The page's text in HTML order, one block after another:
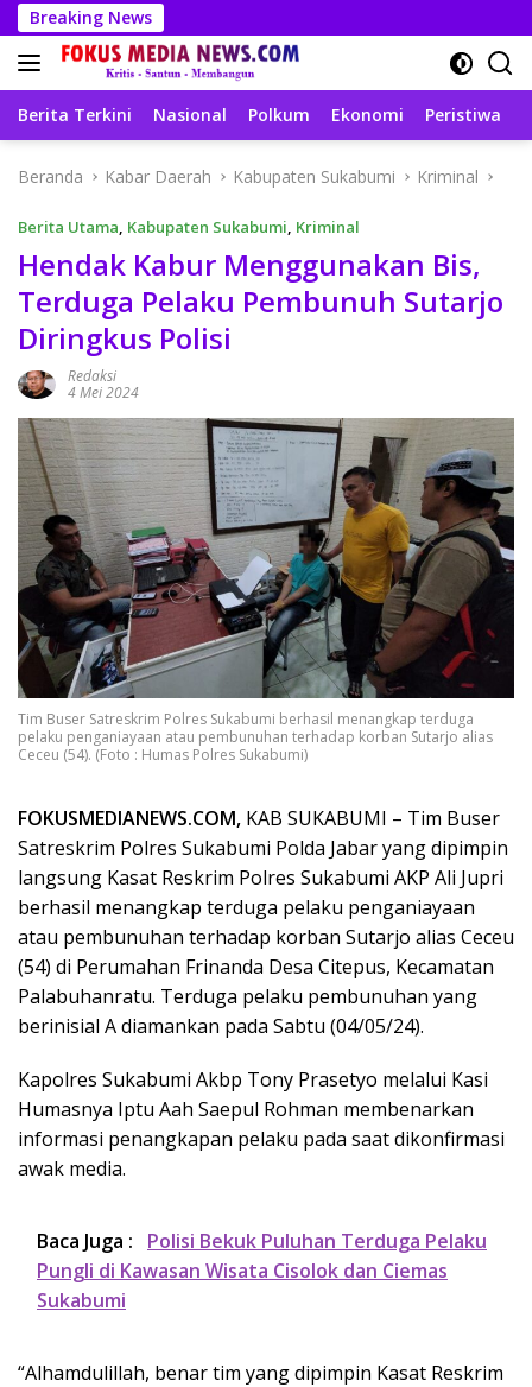
Langsung
ke
konten
Breaking News
Berita Terkini Nasional Polkum Ekonomi Peristiwa
Beranda Kabar Daerah Kabupaten Sukabumi Kriminal
Berita Utama, Kabupaten Sukabumi, Kriminal
Hendak Kabur Menggunakan Bis,
Terduga Pelaku Pembunuh Sutarjo
Diringkus Polisi
Redaksi
4 Mei 2024
Tim Buser Satreskrim Polres Sukabumi berhasil menangkap terduga
pelaku penganiayaan atau pembunuhan terhadap korban Sutarjo alias
Ceceu (54). (Foto : Humas Polres Sukabumi)
FOKUSMEDIANEWS.COM, KAB SUKABUMI – Tim Buser
Satreskrim Polres Sukabumi Polda Jabar yang dipimpin
langsung Kasat Reskrim Polres Sukabumi AKP Ali Jupri
berhasil menangkap terduga pelaku penganiayaan
atau pembunuhan terhadap korban Sutarjo alias Ceceu
(54) di Perumahan Frinanda Desa Citepus, Kecamatan
Palabuhanratu. Terduga pelaku pembunuhan yang
berinisial A diamankan pada Sabtu (04/05/24).
Kapolres Sukabumi Akbp Tony Prasetyo melalui Kasi
Humasnya Iptu Aah Saepul Rohman membenarkan
informasi penangkapan pelaku pada saat dikonfirmasi
awak media.
Baca Juga :
Polisi Bekuk Puluhan Terduga Pelaku
Pungli di Kawasan Wisata Cisolok dan Ciemas
Sukabumi
“Alhamdulillah, benar tim yang dipimpin Kasat Reskrim